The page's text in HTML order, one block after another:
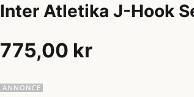
Inter Atletika J-Hook
775,00 kr